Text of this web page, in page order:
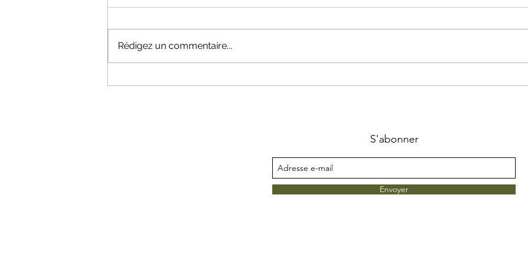
Rédigez un commentaire...
S'abonner
Envoyer